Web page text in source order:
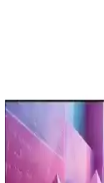
Bağlantısında
Çözümleri
Laptop ve televizyon
çözünürlüğü sorunları,
kablosu kalitesi ve
giderilebilir.